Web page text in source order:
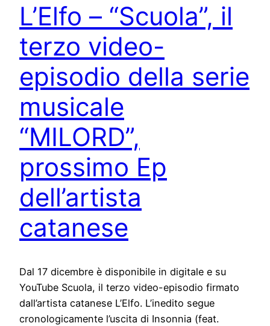
L’Elfo – “Scuola”, il
terzo video-
episodio della serie
musicale
“MILORD”,
prossimo Ep
dell’artista
catanese
Dal 17 dicembre è disponibile in digitale e su
YouTube Scuola, il terzo video-episodio firmato
dall’artista catanese L’Elfo. L’inedito segue
cronologicamente l’uscita di Insonnia (feat.